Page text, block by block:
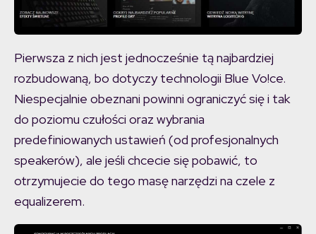
Pierwsza z nich jest jednocześnie tą najbardziej
rozbudowaną, bo dotyczy technologii Blue Vo!ce.
Niespecjalnie obeznani powinni ograniczyć się i tak
do poziomu czułości oraz wybrania
predefiniowanych ustawień (od profesjonalnych
speakerów), ale jeśli chcecie się pobawić, to
otrzymujecie do tego masę narzędzi na czele z
equalizerem.